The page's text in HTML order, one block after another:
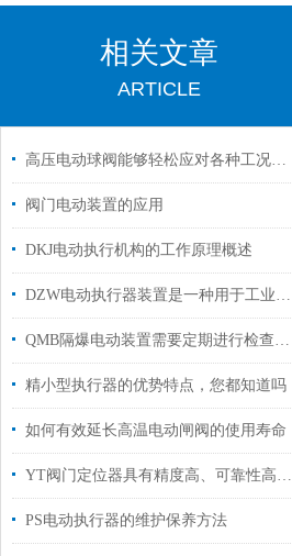
相关文章
ARTICLE
高压电动球阀能够轻松应对各种工况条件
阀门电动装置的应用
DKJ电动执行机构的工作原理概述
DZW电动执行器装置是一种用于工业自动化控制的设备
QMB隔爆电动装置需要定期进行检查和维护
精小型执行器的优势特点，您都知道吗
如何有效延长高温电动闸阀的使用寿命
YT阀门定位器具有精度高、可靠性高等优点
PS电动执行器的维护保养方法